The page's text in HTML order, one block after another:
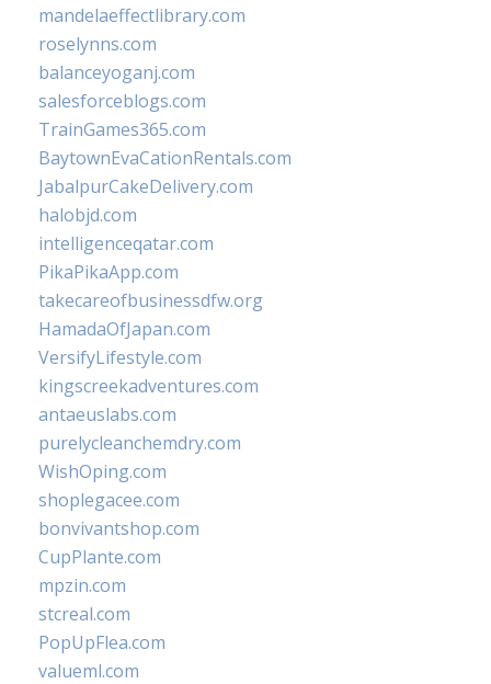
mandelaeffectlibrary.com
roselynns.com
balanceyoganj.com
salesforceblogs.com
TrainGames365.com
BaytownEvaCationRentals.com
JabalpurCakeDelivery.com
halobjd.com
intelligenceqatar.com
PikaPikaApp.com
takecareofbusinessdfw.org
HamadaOfJapan.com
VersifyLifestyle.com
kingscreekadventures.com
antaeuslabs.com
purelycleanchemdry.com
WishOping.com
shoplegacee.com
bonvivantshop.com
CupPlante.com
mpzin.com
stcreal.com
PopUpFlea.com
valueml.com